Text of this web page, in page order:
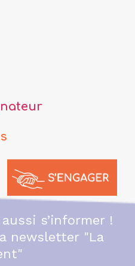
aussi s’informer !
newsletter "La